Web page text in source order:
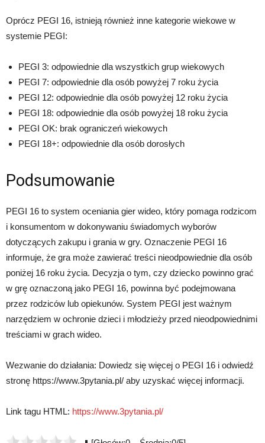
Oprócz PEGI 16, istnieją również inne kategorie wiekowe w
systemie PEGI:
PEGI 3: odpowiednie dla wszystkich grup wiekowych
PEGI 7: odpowiednie dla osób powyżej 7 roku życia
PEGI 12: odpowiednie dla osób powyżej 12 roku życia
PEGI 18: odpowiednie dla osób powyżej 18 roku życia
PEGI OK: brak ograniczeń wiekowych
PEGI 18+: odpowiednie dla osób dorosłych
Podsumowanie
PEGI 16 to system oceniania gier wideo, który pomaga rodzicom
i konsumentom w dokonywaniu świadomych wyborów
dotyczących zakupu i grania w gry. Oznaczenie PEGI 16
informuje, że gra może zawierać treści nieodpowiednie dla osób
poniżej 16 roku życia. Decyzja o tym, czy dziecko powinno grać
w grę oznaczoną jako PEGI 16, powinna być podejmowana
przez rodziców lub opiekunów. System PEGI jest ważnym
narzędziem w ochronie dzieci i młodzieży przed nieodpowiednimi
treściami w grach wideo.
Wezwanie do działania: Dowiedz się więcej o PEGI 16 i odwiedź
stronę https://www.3pytania.pl/ aby uzyskać więcej informacji.
Link tagu HTML: https://www.3pytania.pl/